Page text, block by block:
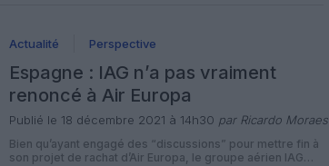
Actualité Perspective
Espagne : IAG n’a pas vraiment
renoncé à Air Europa
Publié le 18 décembre 2021 à 14h30 par Ricardo Moraes
Bien qu’ayant engagé des “discussions” pour mettre fin à
son projet de rachat d’Air Europa, le groupe aérien IAG